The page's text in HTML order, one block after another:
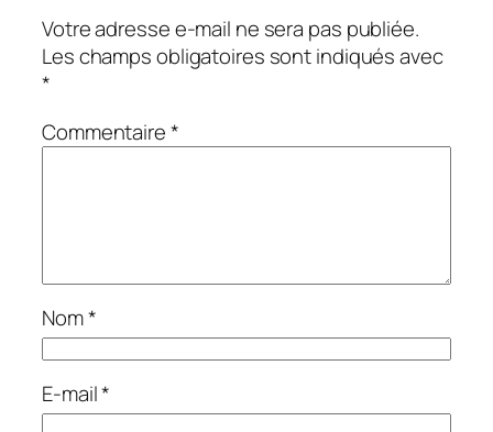
Votre adresse e-mail ne sera pas publiée.
Les champs obligatoires sont indiqués avec
*
Commentaire*
Nom*
E-mail*